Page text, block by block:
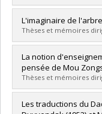
Diplômé(e) :Jutras,
Cycle : Maîtrise
Diplôme obtenu :
Lien vers le
L'imaginaire de
Thèses et mémoires
Diplômé(e) :
Cycle :Doctorat
Diplôme obtenu :
Lien vers le
La notion
pensée de Mou
Thèses et mémoires
Diplômé(e) :
Les traductions du